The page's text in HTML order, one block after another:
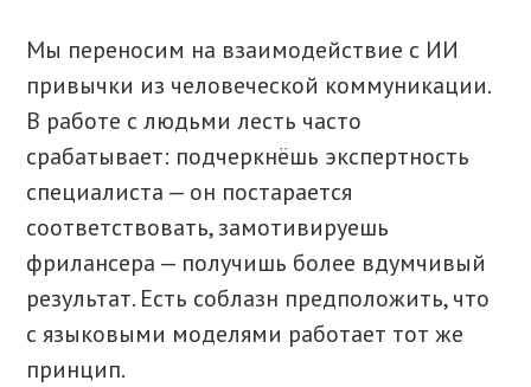
Мы переносим на взаимодействие с ИИ
привычки из человеческой коммуникации.
В работе с людьми лесть часто
срабатывает: подчеркнёшь экспертность
специалиста — он постарается
соответствовать, замотивируешь
фрилансера — получишь более вдумчивый
результат. Есть соблазн предположить, что
с языковыми моделями работает тот же
принцип.